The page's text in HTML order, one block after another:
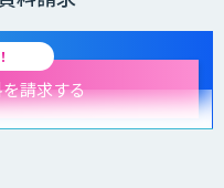
請求する